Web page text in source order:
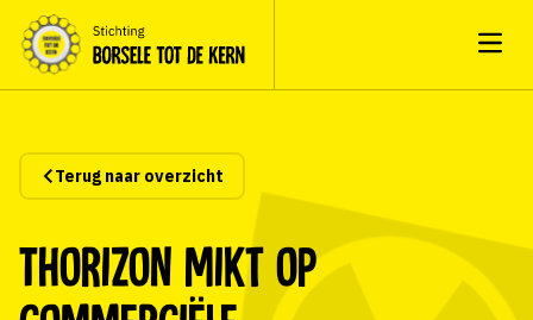
Terug naar overzicht
Thorizon mikt op